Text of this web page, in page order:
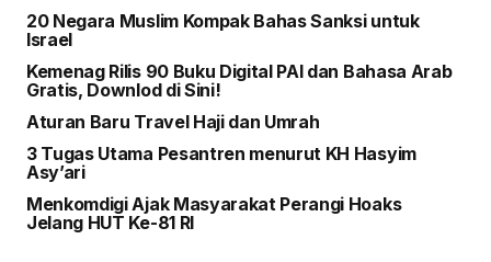
20 Negara Muslim Kompak Bahas Sanksi untuk
Israel
Kemenag Rilis 90 Buku Digital PAI dan Bahasa Arab
Gratis, Downlod di Sini!
Aturan Baru Travel Haji dan Umrah
3 Tugas Utama Pesantren menurut KH Hasyim
Asy’ari
Menkomdigi Ajak Masyarakat Perangi Hoaks
Jelang HUT Ke-81 RI